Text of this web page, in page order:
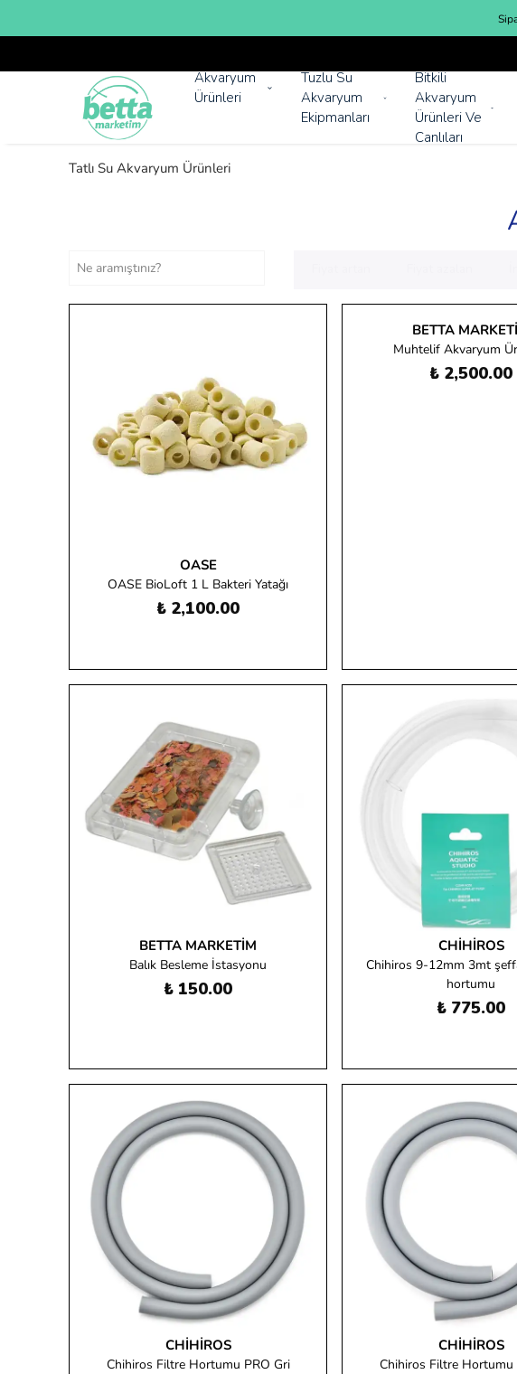
Akvaryum
Ürünleri
Tuzlu Su
Akvaryum
Ekipmanları
Bitkili
Akvaryum
Ürünleri Ve
Canlıları
Tatlı Su Akvaryum Ürünleri
OASE
OASE BioLoft 1 L Bakteri Yatağı
₺ 2,100.00
BETTA
Muhtelif Akvaryum
₺ 2,500.00
BETTA MARKETIM
Balık Besleme İstasyonu
₺ 150.00
CHIHIROS
Chihiros 9-12mm 3mt
hortumu
₺ 775.00
CHIHIROS
Chihiros Filtre Hortumu PRO Gri
CHIHIROS
Chihiros Filtre Hortumu